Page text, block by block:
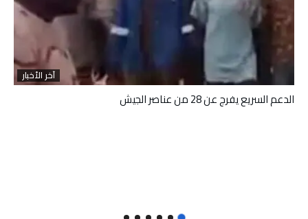
آخر الأخبار
الدعم السريع يفرج عن 28 من عناصر الجيش